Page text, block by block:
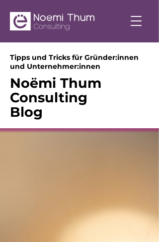
Tipps und Tricks für Gründer:innen
und Unternehmer:innen
Noëmi Thum
Consulting
Blog